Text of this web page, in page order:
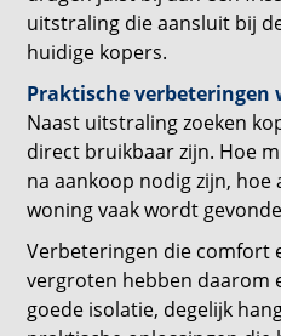
uitstraling die aansluit bij
huidige kopers.
Praktische verbeteringen
Naast uitstraling zoeken
direct bruikbaar zijn. Hoe
na aankoop nodig zijn, hoe
woning vaak wordt
Verbeteringen die comfort
vergroten hebben daarom
goede isolatie, degelijk